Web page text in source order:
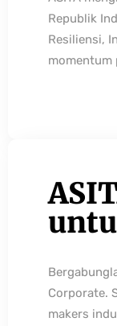
Republik
Resiliensi,
momentum
Corporate.
makers